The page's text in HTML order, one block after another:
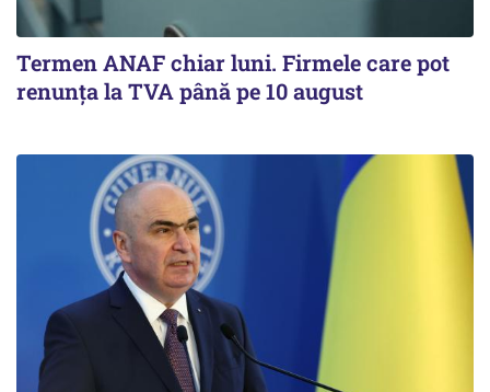
Termen ANAF chiar luni. Firmele care pot
renunța la TVA până pe 10 august